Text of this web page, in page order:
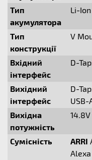
Тип
акумулятора
Li-Ion
Тип
конструкції
V
Вхідний
інтерфейс
D-
Вихідний
інтерфейс
D-
USB-
Вихідна
потужність
Сумісність ARRI